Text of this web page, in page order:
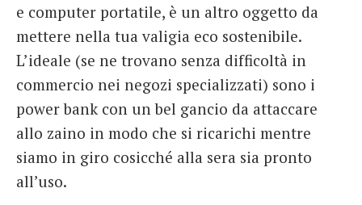
e computer portatile, è un altro oggetto da
mettere nella tua valigia eco sostenibile.
L’ideale (se ne trovano senza difficoltà in
commercio nei negozi specializzati) sono i
power bank con un bel gancio da attaccare
allo zaino in modo che si ricarichi mentre
siamo in giro cosicché alla sera sia pronto
all’uso.